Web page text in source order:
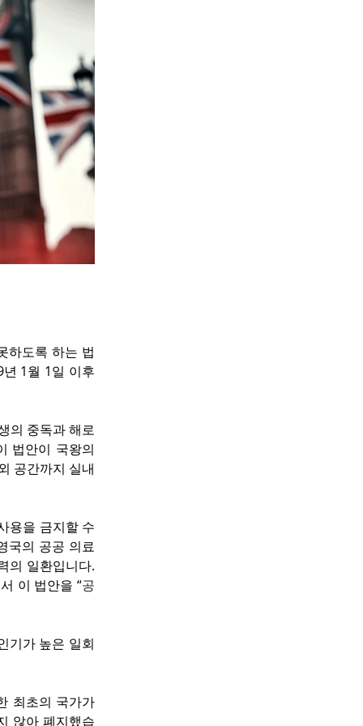
하도록 하는 법
1월 1일 이후
의 중독과 해로
법안이 국왕의
공간까지 실내
용을 금지할 수
국의 공공 의료
의 일환입니다.
이 법안을 “공
기가 높은 일회
최초의 국가가
않아 폐지했습